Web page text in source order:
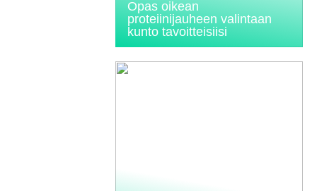
Opas oikean
proteiinijauheen valintaan
kunto tavoitteisiisi